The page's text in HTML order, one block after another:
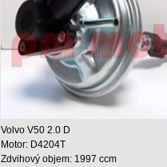
Volvo V50 2.0 D
Motor: D4204T
Zdvihový objem: 1997 ccm